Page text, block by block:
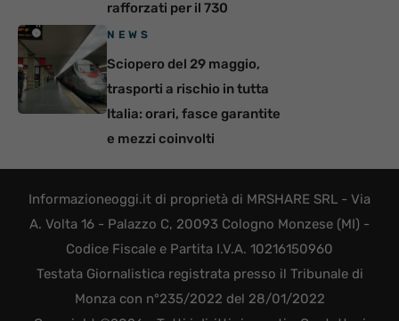
rafforzati per il 730
NEWS
Sciopero del 29 maggio,
trasporti a rischio in tutta
Italia: orari, fasce garantite
e mezzi coinvolti
Informazioneoggi.it di proprietà di MRSHARE SRL - Via
A. Volta 16 - Palazzo C, 20093 Cologno Monzese (MI) -
Codice Fiscale e Partita I.V.A. 10216150960
Testata Giornalistica registrata presso il Tribunale di
Monza con n°235/2022 del 28/01/2022